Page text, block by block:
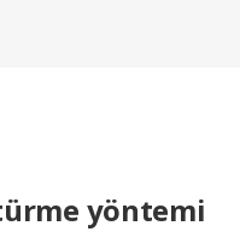
yöntemi